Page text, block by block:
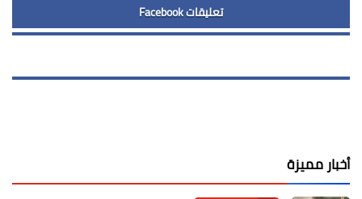
تعليقات Facebook
أخبار مميزة